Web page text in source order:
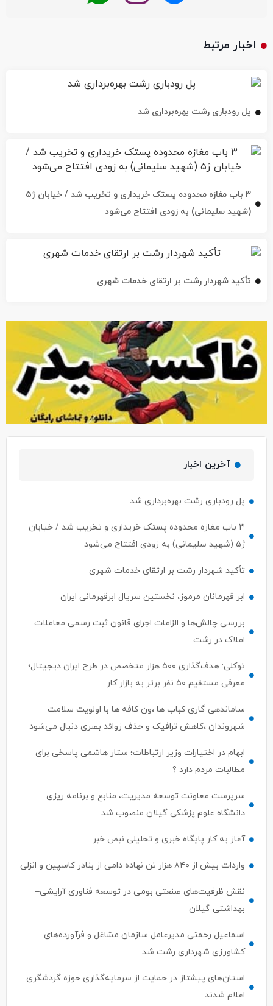
اخبار مرتبط
پل رودباری رشت بهره‌برداری شد
۳ باب مغازه محدوده پستک خریداری و تخریب شد / خیابان ژ۵
(شهید سلیمانی) به زودی افتتاح می‌شود
تأکید شهردار رشت بر ارتقای خدمات شهری
آخرین اخبار
پل رودباری رشت بهره‌برداری شد
۳ باب مغازه محدوده پستک خریداری و تخریب شد / خیابان
ژ۵ (شهید سلیمانی) به زودی افتتاح می‌شود
تأکید شهردار رشت بر ارتقای خدمات شهری
ابر قهرمانان مرموز، نخستین سریال ابرقهرمانی ایران
بررسی چالش‌ها و الزامات اجرای قانون ثبت رسمی معاملات
املاک در رشت
توکلی: هدف‌گذاری ۵۰۰ هزار متخصص در طرح ایران دیجیتال؛
معرفی مستقیم ۵۰ نفر برتر به بازار کار
ساماندهی گاری کباب ها ،ون کافه ها با اولویت سلامت
شهروندان ،کاهش ترافیک و حذف زوائد بصری دنبال می‌شود
ابهام در اختیارات وزیر ارتباطات؛ ستار هاشمی پاسخی برای
مطالبات مردم دارد ؟
سرپرست معاونت توسعه مدیریت، منابع و برنامه ریزی
دانشگاه علوم پزشکی گیلان منصوب شد
آغاز به کار پایگاه خبری و تحلیلی نبض خبر
واردات بیش از ۸۴۰ هزار تن نهاده دامی از بنادر كاسپین و انزلی
نقش ظرفیت‌های صنعتی بومی در توسعه فناوری آرایشی–
بهداشتی گیلان
اسماعیل رحمتی مدیرعامل سازمان مشاغل و فرآورده‌های
کشاورزی شهرداری رشت شد
استان‌های پیشتاز در حمایت از سرمایه‌گذاری حوزه گردشگری
اعلام شدند